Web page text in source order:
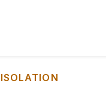
ISOLATION